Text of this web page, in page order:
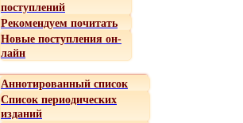
поступлений
Рекомендуем почитать
Новые поступления он-
лайн
Аннотированный список
Список периодических
изданий